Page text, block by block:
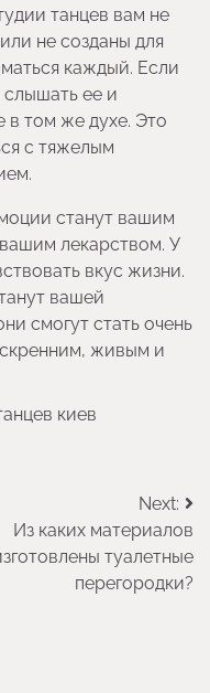
танцев вам не
не созданы для
каждый. Если
ее и
в том же духе. Это
с тяжелым
станут вашим
лекарством. У
вкус жизни.
вашей
смогут стать очень
живым и
киев
Next:
Из каких материалов
туалетные
перегородки?